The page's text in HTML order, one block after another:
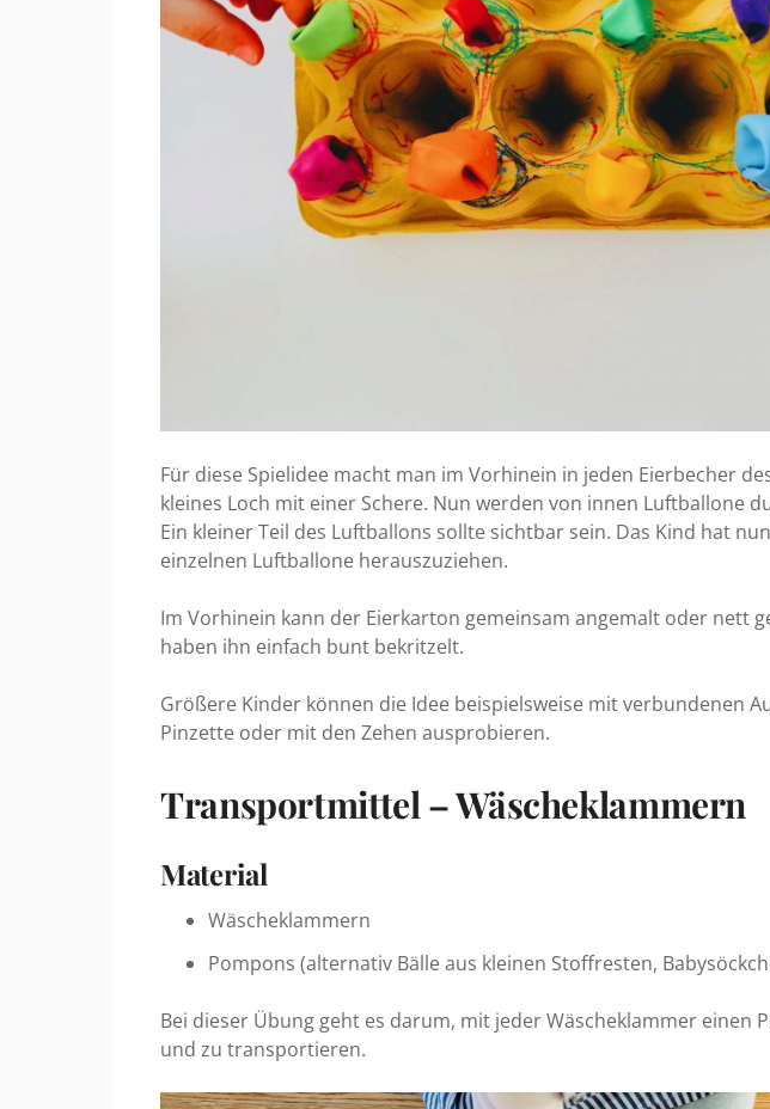
Für diese Spielidee macht man im Vorhinein in jeden Eierbecher
kleines Loch mit einer Schere. Nun werden von innen Luftballone
Ein kleiner Teil des Luftballons sollte sichtbar sein. Das Kind hat
einzelnen Luftballone herauszuziehen.
Im Vorhinein kann der Eierkarton gemeinsam angemalt oder nett
haben ihn einfach bunt bekritzelt.
Größere Kinder können die Idee beispielsweise mit verbundenen
Pinzette oder mit den Zehen ausprobieren.
Transportmittel – Wäscheklammern
Material
Wäscheklammern
Pompons (alternativ Bälle aus kleinen Stoffresten,
Bei dieser Übung geht es darum, mit jeder Wäscheklammer einen
und zu transportieren.